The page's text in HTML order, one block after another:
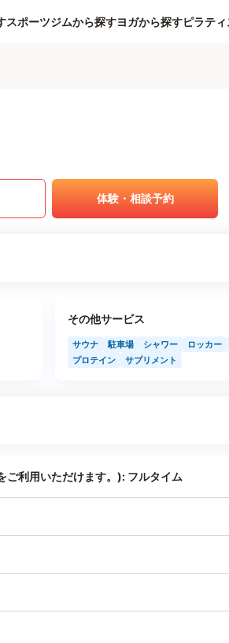
スポーツジムから探すヨガから探すピラテ
体験・相談予約
その他サービス
サウナ 駐車場 シャワー ロッカー
プロテイン
サプリメント
ご利用いただけます。): フルタイム